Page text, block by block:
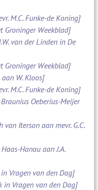
M.C. Funke-de Koning]
Groninger Weekblad]
van der Linden in De
Groninger Weekblad]
W. Kloos]
M.C. Funke-de Koning]
Oeberius-Meijer
van Iterson aan mevr. G.C.
Hanau aan J.A.
Vragen van den Dag]
in Vragen van den Dag]